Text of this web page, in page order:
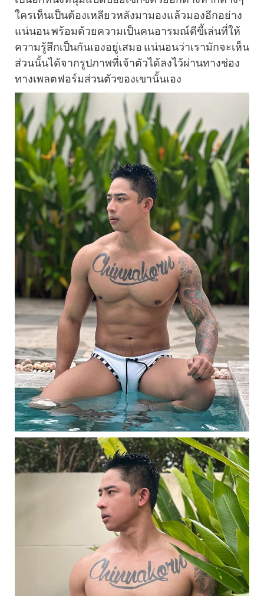
ใครเห็นเป็นต้องเหลียวหลังมามองแล้วมองอีกอย่าง
แน่นอน พร้อมด้วยความเป็นคนอารมณ์ดีขี้เล่นที่ให้
ความรู้สึกเป็นกันเองอยู่เสมอ แน่นอนว่าเรามักจะเห็น
ส่วนนั้นได้จากรูปภาพที่เจ้าตัวได้ลงไว้ผ่านทางช่อง
ทางเพลตฟอร์มส่วนตัวของเขานั้นเอง